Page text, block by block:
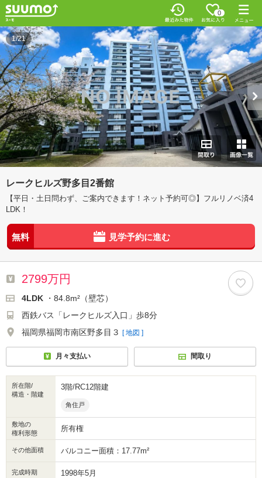
0
1/21
レークヒルズ野多目2番館
【平日・土日問わず、ご案内できます！ネット予約可◎】フルリノベ済4
LDK！
無料 見学予約に進む
2799万円
4LDK
・84.8m²（壁芯）
西鉄バス「レークヒルズ入口」歩8分
福岡県福岡市南区野多目３ [ 地図 ]
月々支払い 間取り
所在階/
構造・階建
3階/RC12階建
角住戸
敷地の
権利形態
所有権
その他面積 バルコニー面積：17.77m²
完成時期 1998年5月